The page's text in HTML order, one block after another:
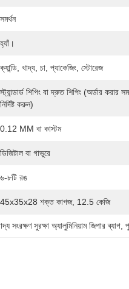
সমর্থন
হ্যাঁ।
ক্যান্ডি, খাদ্য, চা, প্যাকেজিং, স্টোরেজ
স্ট্যান্ডার্ড শিপিং বা দ্রুত শিপিং (অর্ডার করার
নির্দিষ্ট করুন)
0.12 MM বা কাস্টম
ডিজিটাল বা গাভুরে
৬-৮টি রঙ
45x35x28 শক্ত কাগজ, 12.5 কেজি
সংরক্ষণ সুরক্ষা অ্যালুমিনিয়াম জিপার ব্যাগ ,